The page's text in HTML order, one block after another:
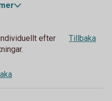
efter
Tillbaka